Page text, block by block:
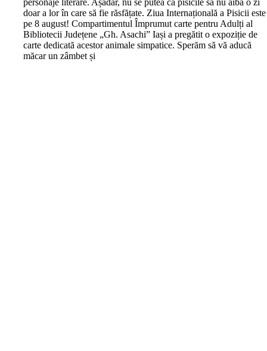
personaje literare. Așadar, nu se putea ca pisicile să nu aibă o zi
doar a lor în care să fie răsfățate. Ziua Internațională a Pisicii este
pe 8 august! Compartimentul Împrumut carte pentru Adulți al
Bibliotecii Județene „Gh. Asachi” Iași a pregătit o expoziție de
carte dedicată acestor animale simpatice. Sperăm să vă aducă
măcar un zâmbet și